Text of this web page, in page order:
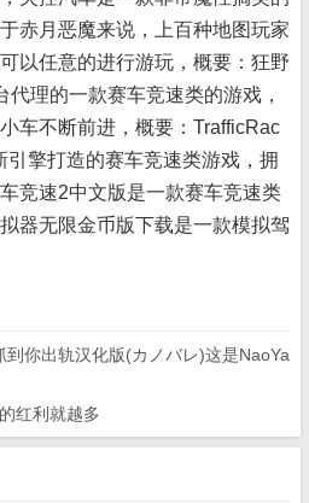
赤月恶魔来说，上百种地图玩家
以任意的进行游玩，概要：狂野
理的一款赛车竞速类的游戏，
车不断前进，概要：TrafficRac
擎打造的赛车竞速类游戏，拥
竞速2中文版是一款赛车竞速类
器无限金币版下载是一款模拟驾
到你出轨汉化版(カノバレ)这是NaoYa
红利就越多